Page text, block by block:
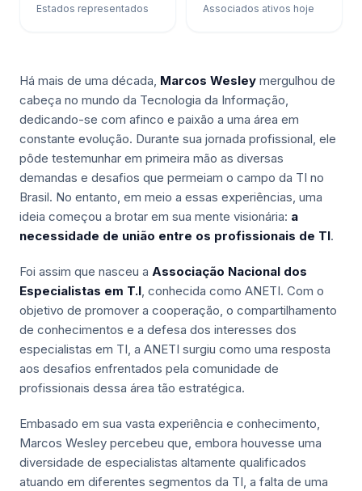
Estados representados Associados ativos hoje
Há mais de uma década, Marcos Wesley mergulhou de
cabeça no mundo da Tecnologia da Informação,
dedicando-se com afinco e paixão a uma área em
constante evolução. Durante sua jornada profissional, ele
pôde testemunhar em primeira mão as diversas
demandas e desafios que permeiam o campo da TI no
Brasil. No entanto, em meio a essas experiências, uma
ideia começou a brotar em sua mente visionária: a
necessidade de união entre os profissionais de TI.
Foi assim que nasceu a Associação Nacional dos
Especialistas em T.I, conhecida como ANETI. Com o
objetivo de promover a cooperação, o compartilhamento
de conhecimentos e a defesa dos interesses dos
especialistas em TI, a ANETI surgiu como uma resposta
aos desafios enfrentados pela comunidade de
profissionais dessa área tão estratégica.
Embasado em sua vasta experiência e conhecimento,
Marcos Wesley percebeu que, embora houvesse uma
diversidade de especialistas altamente qualificados
atuando em diferentes segmentos da TI, a falta de uma